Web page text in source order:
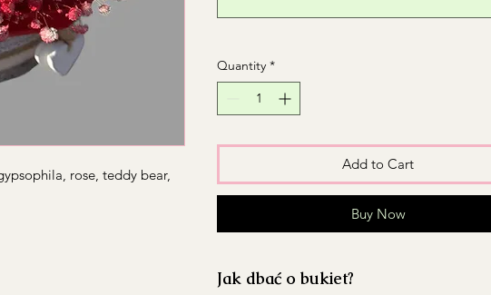
rose, teddy bear,
Quantity *
Add to Cart
Buy Now
Jak dbać o bukiet?